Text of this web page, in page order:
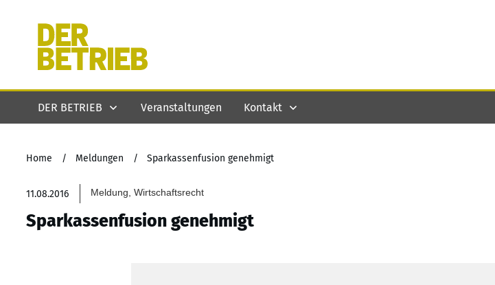
DER BETRIEB Veranstaltungen Kontakt
Home / Meldungen / Sparkassenfusion genehmigt
11.08.2016 Meldung, Wirtschaftsrecht
Sparkassenfusion genehmigt